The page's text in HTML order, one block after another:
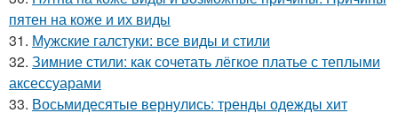
пятен на коже и их виды
31. Мужские галстуки: все виды и стили
32. Зимние стили: как сочетать лёгкое платье с теплыми
аксессуарами
33. Восьмидесятые вернулись: тренды одежды хит